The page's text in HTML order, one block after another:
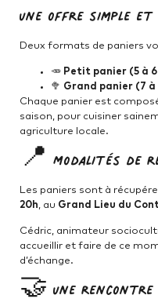
Une offre simple et
Deux formats de paniers
🥕 Petit panier (5 à
🥦 Grand panier (7 à
Chaque panier est
saison, pour cuisiner
agriculture locale.
📍 Modalités de
Les paniers sont à
20h, au Grand Lieu du
Cédric, animateur
accueillir et faire de ce
d’échange.
🤝 Une rencontre